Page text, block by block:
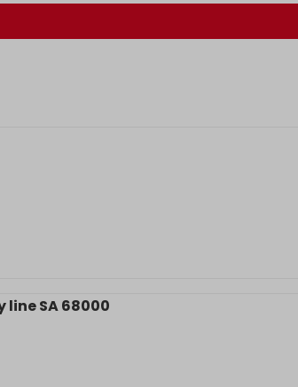
line SA 68000